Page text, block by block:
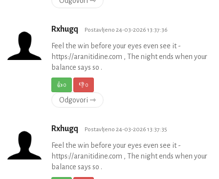
Rxhugq Postavljeno 24-03-2026 13:37:36
Feel the win before your eyes even see it -
https://aranitidine.com , The night ends when your
balance says so .
👍0 👎0
Odgovori ⇾
Rxhugq Postavljeno 24-03-2026 13:37:35
Feel the win before your eyes even see it -
https://aranitidine.com , The night ends when your
balance says so .